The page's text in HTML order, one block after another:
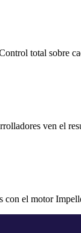
total sobre
ven el
el motor